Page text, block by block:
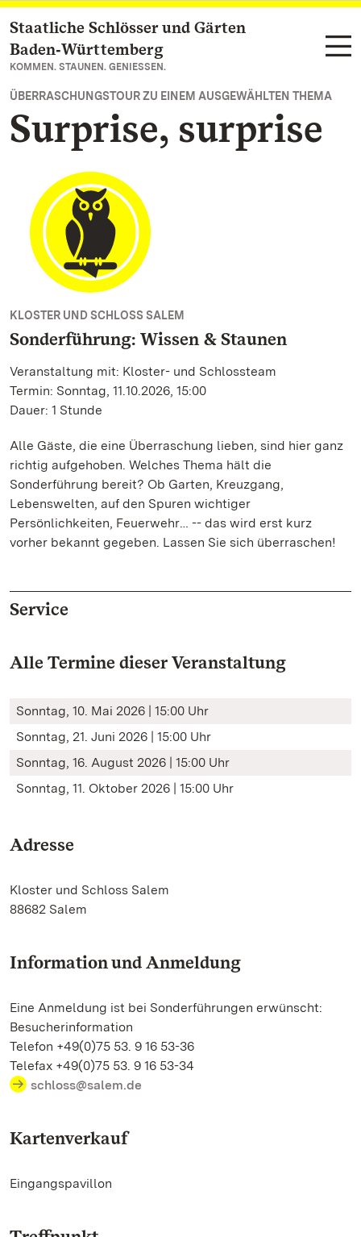
Zum Hauptinhalt springen
Staatliche Schlösser und Gärten
Baden‑Württemberg
KOMMEN. STAUNEN. GENIESSEN.
ÜBERRASCHUNGSTOUR ZU EINEM AUSGEWÄHLTEN THEMA
Surprise, surprise
KLOSTER UND SCHLOSS SALEM
Sonderführung: Wissen & Staunen
Veranstaltung mit: Kloster- und Schlossteam
Termin: Sonntag, 11.10.2026, 15:00
Dauer: 1 Stunde
Alle Gäste, die eine Überraschung lieben, sind hier ganz
richtig aufgehoben. Welches Thema hält die
Sonderführung bereit? Ob Garten, Kreuzgang,
Lebenswelten, auf den Spuren wichtiger
Persönlichkeiten, Feuerwehr… -- das wird erst kurz
vorher bekannt gegeben. Lassen Sie sich überraschen!
Service
Alle Termine dieser Veranstaltung
Sonntag, 10. Mai 2026 | 15:00 Uhr
Sonntag, 21. Juni 2026 | 15:00 Uhr
Sonntag, 16. August 2026 | 15:00 Uhr
Sonntag, 11. Oktober 2026 | 15:00 Uhr
Adresse
Kloster und Schloss Salem
88682 Salem
Information und Anmeldung
Eine Anmeldung ist bei Sonderführungen erwünscht:
Besucherinformation
Telefon +49(0)75 53. 9 16 53-36
Telefax +49(0)75 53. 9 16 53-34
schloss@salem.de
Kartenverkauf
Eingangspavillon